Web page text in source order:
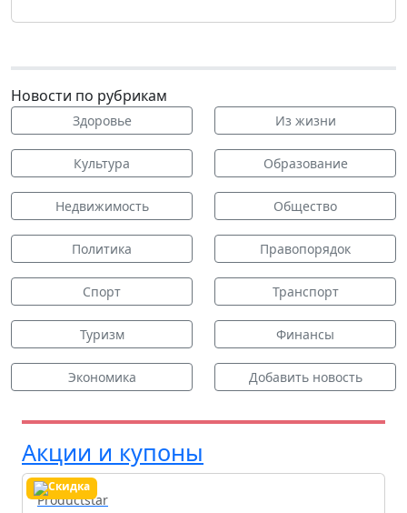
Новости по рубрикам
Здоровье Из жизни
Культура Образование
Недвижимость Общество
Политика Правопорядок
Спорт Транспорт
Туризм Финансы
Экономика Добавить новость
Акции и купоны
Productstar